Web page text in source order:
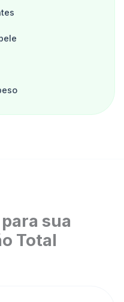
sua
Total